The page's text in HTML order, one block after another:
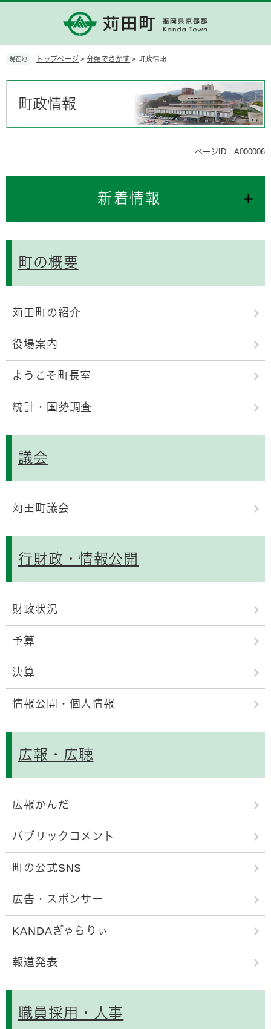
の
で
ー
ば
現在地 トップページ > 分類でさがす > 町政情報
町政情報
ページID：A000006
新着情報
町の概要
苅田町の紹介
役場案内
ようこそ町長室
統計・国勢調査
議会
苅田町議会
行財政・情報公開
財政状況
予算
決算
情報公開・個人情報
広報・広聴
広報かんだ
パブリックコメント
町の公式SNS
広告・スポンサー
KANDAぎゃらりぃ
報道発表
職員採用・人事